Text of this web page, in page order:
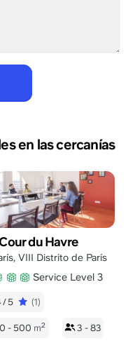
en las cercanías
du Havre
, VIII Distrito de París
Service Level 3
5 (1)
- 500 m2 3 - 83